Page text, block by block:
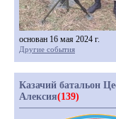
основан 16 мая 2024 г.
Другие события
Казачий батальон
Алексия(139)